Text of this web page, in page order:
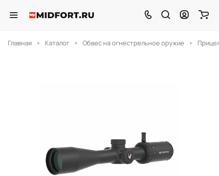
Главная Каталог Обвес на огнестрельное оружие